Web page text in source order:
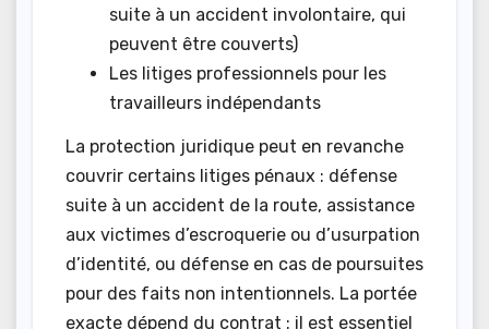
suite à un accident involontaire, qui
peuvent être couverts)
Les litiges professionnels pour les
travailleurs indépendants
La protection juridique peut en revanche
couvrir certains litiges pénaux : défense
suite à un accident de la route, assistance
aux victimes d’escroquerie ou d’usurpation
d’identité, ou défense en cas de poursuites
pour des faits non intentionnels. La portée
exacte dépend du contrat : il est essentiel